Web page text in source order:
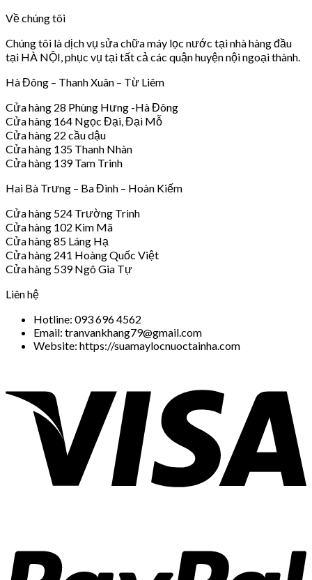
Về chúng tôi
Chúng tôi là dịch vụ sửa chữa máy lọc nước tại nhà hàng đầu
tại HÀ NỘI, phục vụ tại tất cả các quận huyện nội ngoại thành.
Hà Đông – Thanh Xuân – Từ Liêm
Cửa hàng 28 Phùng Hưng -Hà Đông
Cửa hàng 164 Ngọc Đại, Đại Mỗ
Cửa hàng 22 cầu dậu
Cửa hàng 135 Thanh Nhàn
Cửa hàng 139 Tam Trinh
Hai Bà Trưng – Ba Đình – Hoàn Kiếm
Cửa hàng 524 Trường Trinh
Cửa hàng 102 Kim Mã
Cửa hàng 85 Láng Hạ
Cửa hàng 241 Hoàng Quốc Việt
Cửa hàng 539 Ngô Gia Tự
Liên hệ
Hotline: 093 696 4562
Email: tranvankhang79@gmail.com
Website: https://suamaylocnuoctainha.com